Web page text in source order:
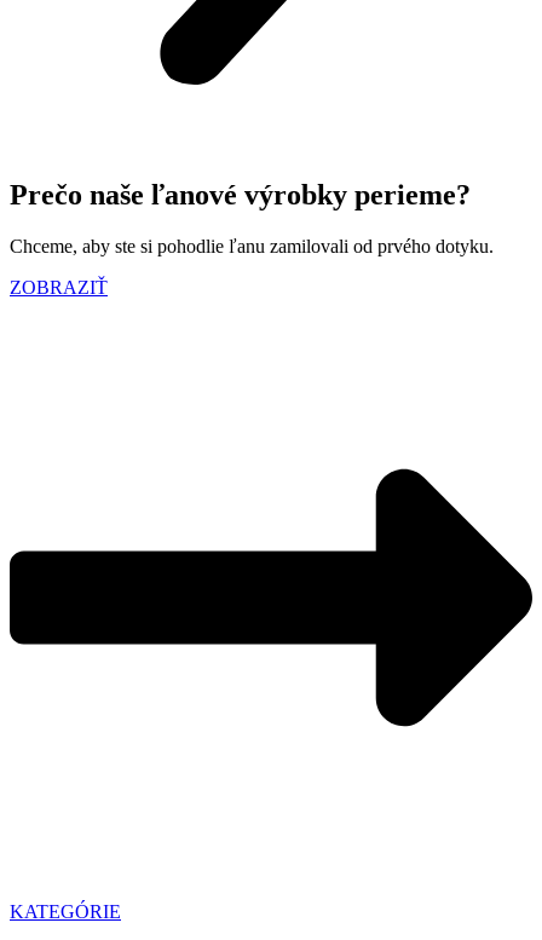
Prečo naše ľanové výrobky perieme?
Chceme, aby ste si pohodlie ľanu zamilovali od prvého dotyku.
ZOBRAZIŤ
KATEGÓRIE